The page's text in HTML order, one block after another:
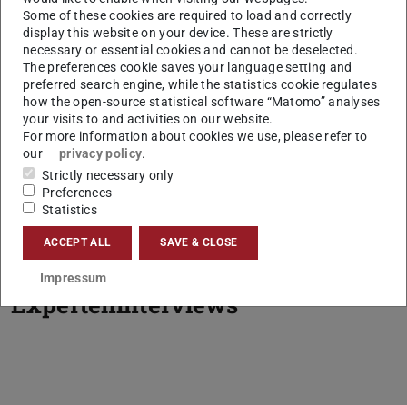
Experteninterviews
Some of these cookies are required to load and correctly
display this website on your device. These are strictly
necessary or essential cookies and cannot be deselected.
The preferences cookie saves your language setting and
preferred search engine, while the statistics cookie regulates
how the open-source statistical software “Matomo” analyses
your visits to and activities on our website.
For more information about cookies we use, please refer to
our
privacy policy.
Strictly necessary only
Preferences
Statistics
ACCEPT ALL SAVE & CLOSE
Impressum